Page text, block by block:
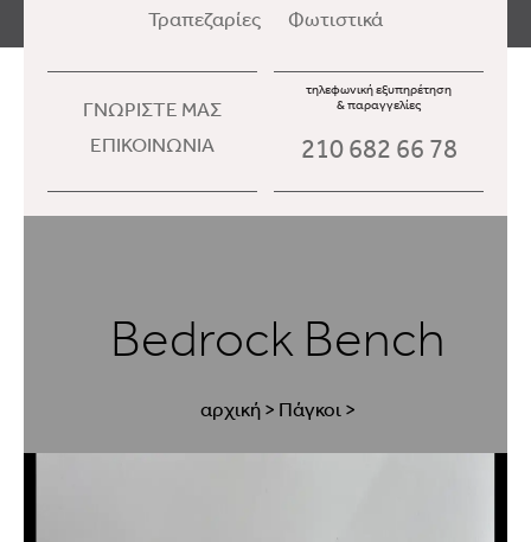
Τραπεζαρίες
Φωτιστικά
ΓΝΩΡΙΣΤΕ ΜΑΣ
ΕΠΙΚΟΙΝΩΝΙΑ
τηλεφωνική εξυπηρέτηση
& παραγγελίες
210 682 66 78
αρχική>Πάγκοι>
Bedrock Bench